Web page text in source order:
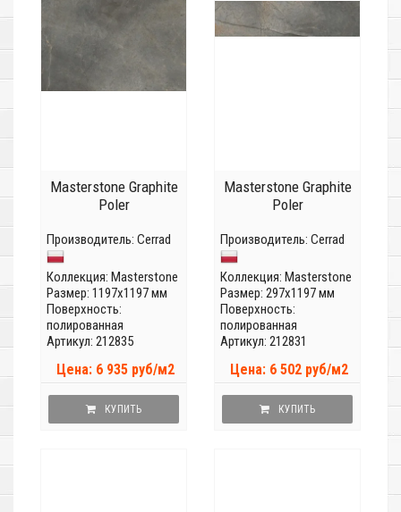
Masterstone Graphite
Poler
Производитель: Cerrad
Коллекция: Masterstone
Размер: 1197x1197 мм
Поверхность:
полированная
Артикул: 212835
Цена: 6 935 руб/м2
КУПИТЬ
Masterstone Graphite
Poler
Производитель: Cerrad
Коллекция: Masterstone
Размер: 297x1197 мм
Поверхность:
полированная
Артикул: 212831
Цена: 6 502 руб/м2
КУПИТЬ